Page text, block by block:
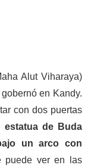
Alut Viharaya)
en Kandy.
con dos puertas
estatua de Buda
un arco con
puede ver en las